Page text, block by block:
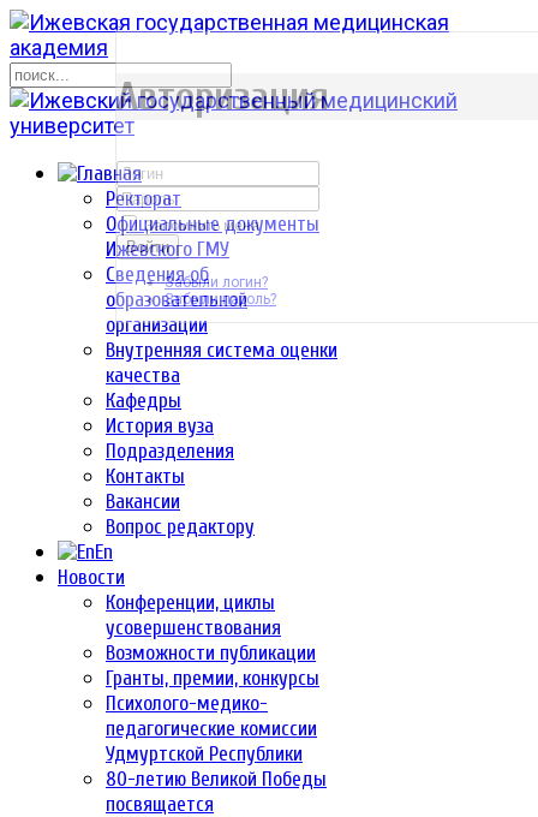
Ректорат
Официальные документы
Ижевского ГМУ
Сведения об
образовательной
организации
Внутренняя система оценки
качества
Кафедры
История вуза
Подразделения
Контакты
Вакансии
Вопрос редактору
En
Новости
Конференции, циклы
усовершенствования
Возможности публикации
Гранты, премии, конкурсы
Психолого-медико-
педагогические комиссии
Удмуртской Республики
80-летию Великой Победы
посвящается
р
Авторизация
Запомнить меня
Войти
Забыли логин?
Забыли пароль?